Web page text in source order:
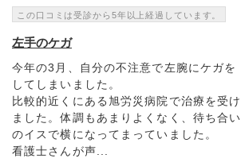
この口コミは受診から5年以上経過しています。
左手のケガ
今年の3月、自分の不注意で左腕にケガを
してしまいました。
比較的近くにある旭労災病院で治療を受け
ました。体調もあまりよくなく、待ち合い
のイスで横になってまっていました。
看護士さんが声...